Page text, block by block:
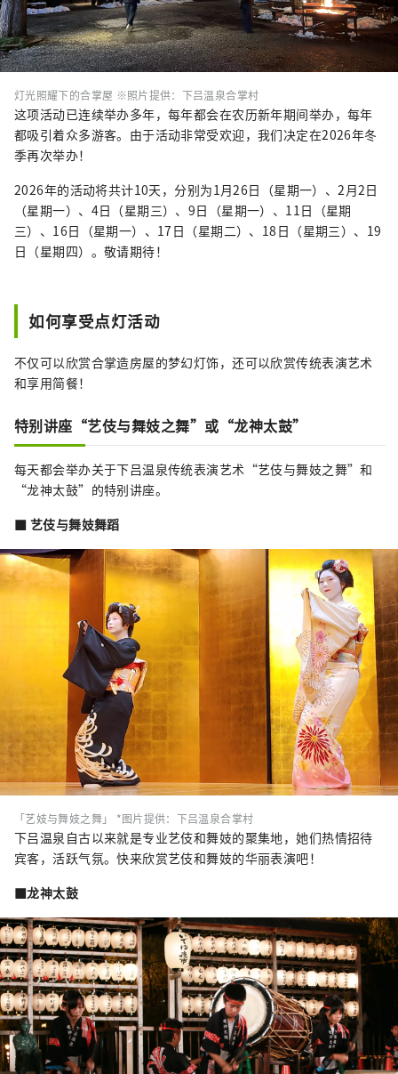
灯光照耀下的合掌屋 ※照片提供：下吕温泉合掌村
这项活动已连续举办多年，每年都会在农历新年期间举办，每年
都吸引着众多游客。由于活动非常受欢迎，我们决定在2026年冬
季再次举办！
2026年的活动将共计10天，分别为1月26日（星期一）、2月2日
（星期一）、4日（星期三）、9日（星期一）、11日（星期
三）、16日（星期一）、17日（星期二）、18日（星期三）、19
日（星期四）。敬请期待！
如何享受点灯活动
不仅可以欣赏合掌造房屋的梦幻灯饰，还可以欣赏传统表演艺术
和享用简餐！
特别讲座“艺伎与舞妓之舞”或“龙神太鼓”
每天都会举办关于下吕温泉传统表演艺术“艺伎与舞妓之舞”和
“龙神太鼓”的特别讲座。
■ 艺伎与舞妓舞蹈
「艺妓与舞妓之舞」 *图片提供：下吕温泉合掌村
下吕温泉自古以来就是专业艺伎和舞妓的聚集地，她们热情招待
宾客，活跃气氛。快来欣赏艺伎和舞妓的华丽表演吧！
■龙神太鼓